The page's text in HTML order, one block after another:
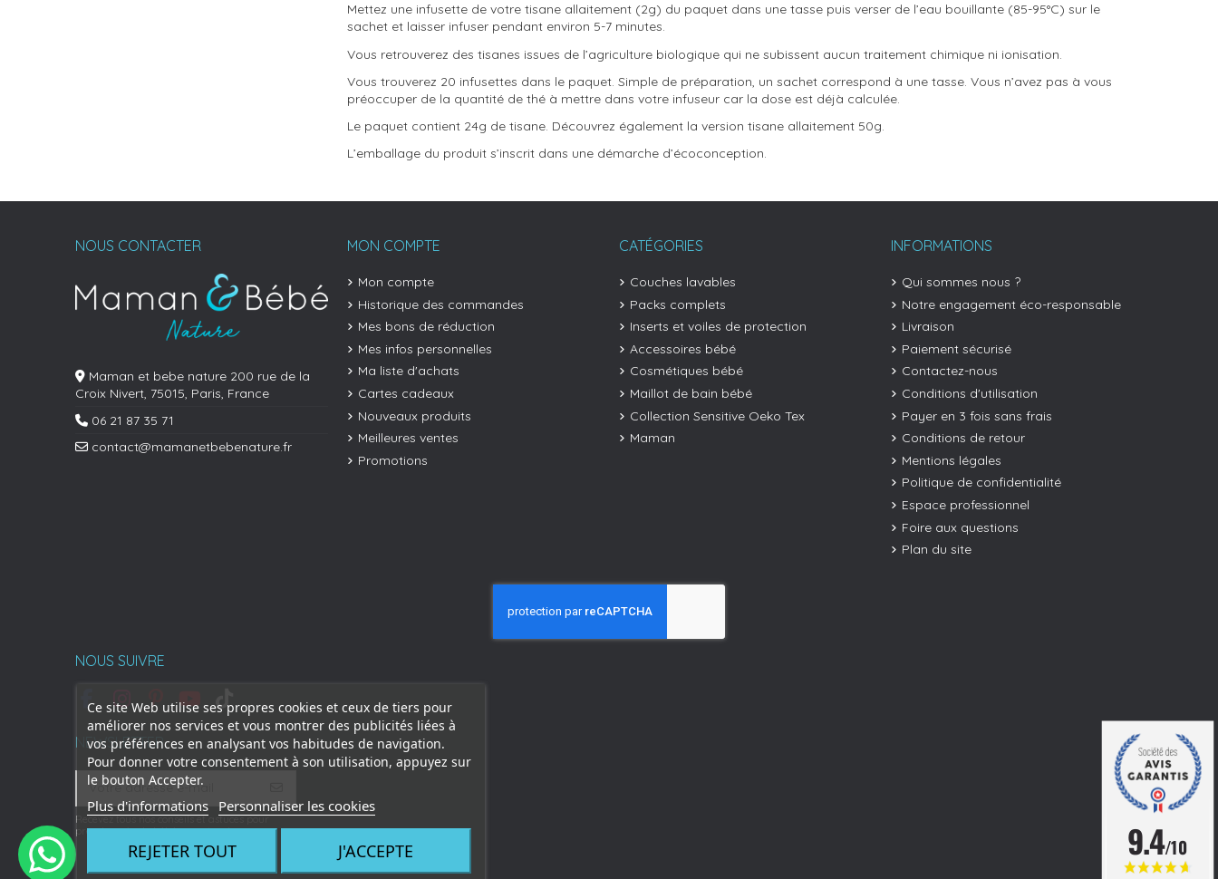
Ce site Web utilise ses propres cookies et ceux de tiers pour
améliorer nos services et vous montrer des publicités liées à
vos préférences en analysant vos habitudes de navigation.
Pour donner votre consentement à son utilisation, appuyez sur
le bouton Accepter.
Plus d'informations Personnaliser les cookies
REJETER TOUT J'ACCEPTE
Mettez une infusette de votre tisane allaitement (2g) du paquet dans une tasse puis verser de l’eau bouillante (85-95°C) sur le
sachet et laisser infuser pendant environ 5-7 minutes.
Vous retrouverez des tisanes issues de l’agriculture biologique qui ne subissent aucun traitement chimique ni ionisation.
Vous trouverez 20 infusettes dans le paquet. Simple de préparation, un sachet correspond à une tasse. Vous n’avez pas à vous
préoccuper de la quantité de thé à mettre dans votre infuseur car la dose est déjà calculée.
Le paquet contient 24g de tisane. Découvrez également la version tisane allaitement 50g.
L’emballage du produit s’inscrit dans une démarche d’écoconception.
NOUS CONTACTER
Maman et bebe nature 200 rue de la
Croix Nivert, 75015, Paris, France
06 21 87 35 71
contact@mamanetbebenature.fr
MON COMPTE
Mon compte
Historique des commandes
Mes bons de réduction
Mes infos personnelles
Ma liste d'achats
Cartes cadeaux
Nouveaux produits
Meilleures ventes
Promotions
CATÉGORIES
Couches lavables
Packs complets
Inserts et voiles de protection
Accessoires bébé
Cosmétiques bébé
Maillot de bain bébé
Collection Sensitive Oeko Tex
Maman
INFORMATIONS
Qui sommes nous ?
Notre engagement éco-responsable
Livraison
Paiement sécurisé
Contactez-nous
Conditions d'utilisation
Payer en 3 fois sans frais
Conditions de retour
Mentions légales
Politique de confidentialité
Espace professionnel
Foire aux questions
Plan du site
NOUS SUIVRE
NEWSLETTER
Recevez tous nos conseils et astuces pour
prendre soin de bébé au naturel
9.4/10